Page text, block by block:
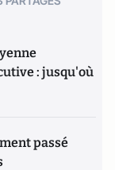
: jusqu'où
passé